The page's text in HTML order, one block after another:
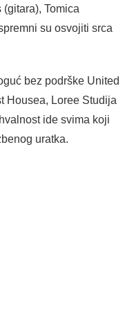
Tomica
su osvojiti srca
bez podrške United
Housea, Loree Studija
ide svima koji
uratka.